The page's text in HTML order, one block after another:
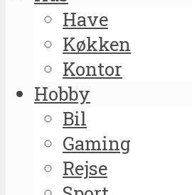
Have
Køkken
Kontor
Hobby
Bil
Gaming
Rejse